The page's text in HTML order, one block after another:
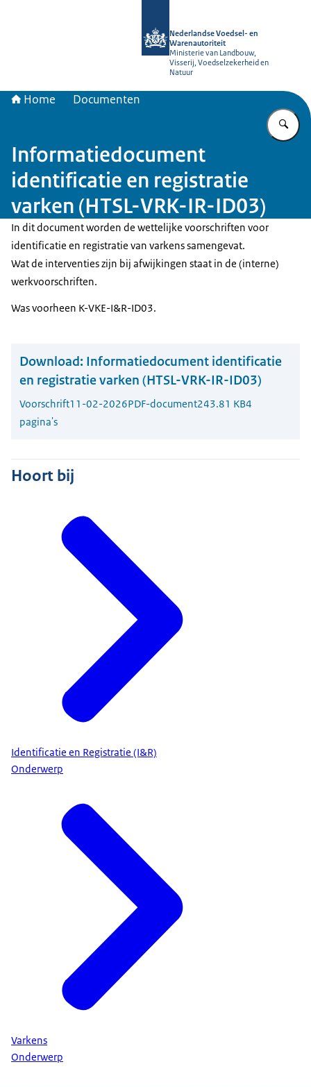
Nederlandse Voedsel- en
Warenautoriteit
Ministerie van Landbouw,
Visserij, Voedselzekerheid en
Natuur
Home Documenten
Informatiedocument
identificatie en registratie
varken (HTSL-VRK-IR-ID03)
In dit document worden de wettelijke voorschriften voor
identificatie en registratie van varkens samengevat.
Wat de interventies zijn bij afwijkingen staat in de (interne)
werkvoorschriften.
Was voorheen K-VKE-I&R-ID03.
Download: Informatiedocument identificatie
en registratie varken (HTSL-VRK-IR-ID03)
Voorschrift11-02-2026PDF-document243.81 KB4
pagina's
Hoort bij
Identificatie en Registratie (I&R)
Onderwerp
Varkens
Onderwerp